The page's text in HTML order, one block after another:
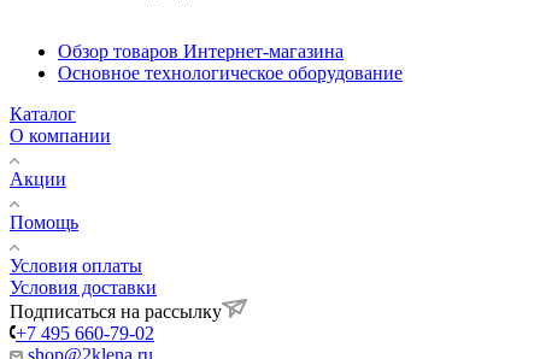
Обзор товаров Интернет-магазина
Основное технологическое оборудование
Каталог
О компании
Акции
Помощь
Условия оплаты
Условия доставки
Подписаться на рассылку
+7 495 660-79-02
shop@2klena.ru